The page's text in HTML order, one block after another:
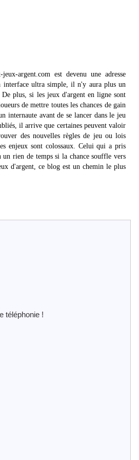
argent.com est devenu une adresse
interface ultra simple, il n'y aura plus un
plus, si les jeux d'argent en ligne sont
de mettre toutes les chances de gain
internaute avant de se lancer dans le jeu
il arrive que certaines peuvent valoir
des nouvelles règles de jeu ou lois
enjeux sont colossaux. Celui qui a pris
rien de temps si la chance souffle vers
d'argent, ce blog est un chemin le plus
téléphonie !